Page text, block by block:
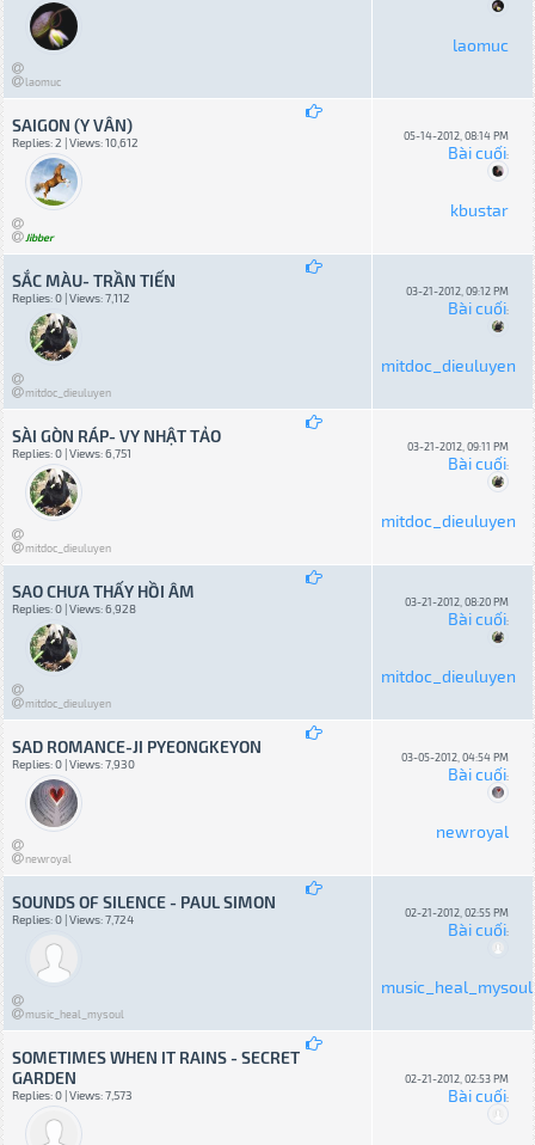
laomuc
laomuc
SAIGON (Y VÂN)
Replies: 2 | Views: 10,612
Jibber
05-14-2012, 08:14 PM
Bài cuối:
kbustar
SẮC MÀU- TRẦN TIẾN
Replies: 0 | Views: 7,112
mitdoc_dieuluyen
03-21-2012, 09:12 PM
Bài cuối:
mitdoc_dieuluyen
SÀI GÒN RÁP- VY NHẬT TẢO
Replies: 0 | Views: 6,751
mitdoc_dieuluyen
03-21-2012, 09:11 PM
Bài cuối:
mitdoc_dieuluyen
SAO CHƯA THẤY HỒI ÂM
Replies: 0 | Views: 6,928
mitdoc_dieuluyen
03-21-2012, 08:20 PM
Bài cuối:
mitdoc_dieuluyen
SAD ROMANCE-JI PYEONGKEYON
Replies: 0 | Views: 7,930
newroyal
03-05-2012, 04:54 PM
Bài cuối:
newroyal
SOUNDS OF SILENCE - PAUL SIMON
Replies: 0 | Views: 7,724
music_heal_mysoul
02-21-2012, 02:55 PM
Bài cuối:
music_heal_mysoul
SOMETIMES WHEN IT RAINS - SECRET
GARDEN
Replies: 0 | Views: 7,573
02-21-2012, 02:53 PM
Bài cuối: